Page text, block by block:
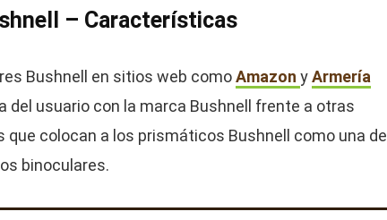
– Características
Bushnell en sitios web comoAmazon yArmería
del usuario con la marca Bushnell frente a otras
colocan a los prismáticos Bushnell como una de
binoculares.